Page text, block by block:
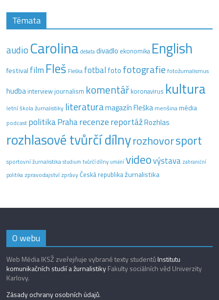
Témata
audio Carolina debata divadlo ekonomika English
festival film Fleš Fleška fotbal foto fotografie fotožurnalismus
hudba interview journalism komentář koronavirus kultura
letní škola žurnalistiky literaturamagazín Fleška menšinamédia
podcast politikaPraharecenzereportážRozhlas
rozhlasové tvůrčí dílnyrozhovorsport
sportovní žurnalistika studium tvůrčí dílny uměnívideovýstava zahraniční
politika zpravodajstvízprávyČeská republikažurnalistika
O webu
Web Média IKSŽ zveřejňuje vybrané texty studentůInstitutu
komunikačních studií a žurnalistikyFakulty sociálních věd Univerzity
Karlovy.
Zásady ochrany osobních údajů.